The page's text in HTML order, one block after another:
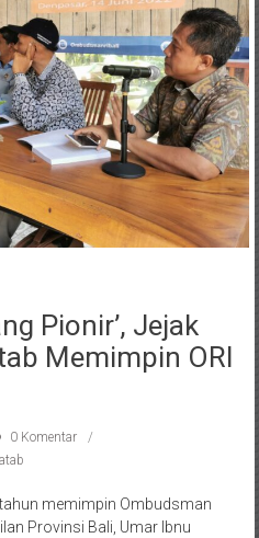
Pionir’, Jejak
Memimpin ORI
0 Komentar
memimpin Ombudsman
Provinsi Bali, Umar Ibnu